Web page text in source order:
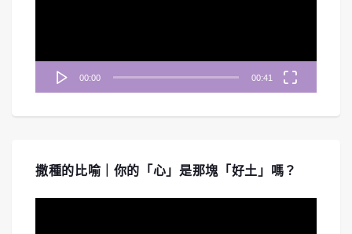
00:00 00:41
撒種的比喻｜你的「心」是那塊「好土」嗎？